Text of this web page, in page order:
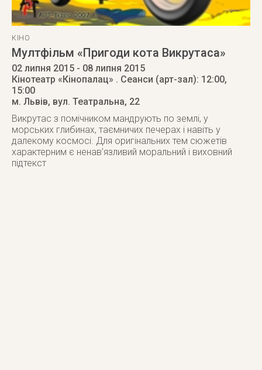
КІНО
Мултфільм «Пригоди кота Викрутаса»
02 липня 2015 - 08 липня 2015
Кінотеатр «Кінопалац» . Сеанси (арт-зал): 12:00,
15:00
м. Львів, вул. Театральна, 22
Викрутас з помічником мандрують по землі, у
морських глибинах, таємничих печерах і навіть у
далекому космосі. Для оригінальних тем сюжетів
характерним є ненав’язливий моральний і виховний
підтекст